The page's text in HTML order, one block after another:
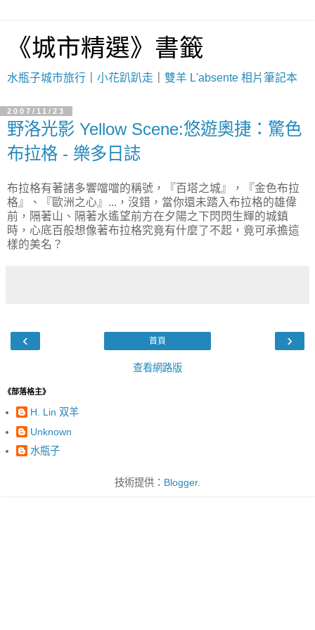
《城市精選》書籤
水瓶子城市旅行 小花趴趴走 雙羊 L'absente 相片筆記本
2007/11/23
野洛光影 Yellow Scene:悠遊奧捷：驚色
布拉格 - 樂多日誌
布拉格有著諸多響噹噹的稱號，『百塔之城』，『金色布拉
格』、『歐洲之心』...，沒錯，當你還未踏入布拉格的雄偉
前，隔著山、隔著水遙望前方在夕陽之下閃閃生輝的城鎮
時，心底百般想像著布拉格究竟有什麼了不起，竟可承擔這
樣的美名？
‹ ›
首頁
查看網路版
《部落格主》
H. Lin 双羊
Unknown
水瓶子
技術提供： Blogger.